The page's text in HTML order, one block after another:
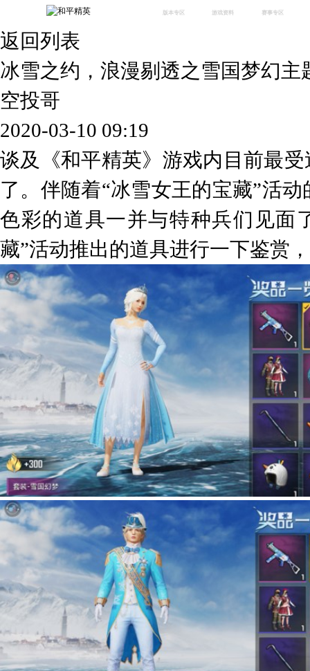
版本专区 游戏资料 赛事专区
体验服 视频中心 授权赛 腾
返回列表
冰雪之约，浪漫剔透之雪国梦幻主
空投哥
2020-03-10 09:19
谈及《和平精英》游戏内目前最
了。伴随着“冰雪女王的宝藏”活
色彩的道具一并与特种兵们见面
藏”活动推出的道具进行一下鉴赏